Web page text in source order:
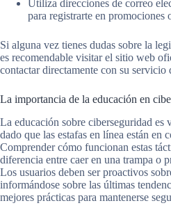
Utiliza direcciones de correo
para registrarte en promociones
Si alguna vez tienes dudas sobre la
es recomendable visitar el sitio web
contactar directamente con su servicio
La importancia de la educación en
La educación sobre ciberseguridad es
dado que las estafas en línea están en
Comprender cómo funcionan estas
diferencia entre caer en una trampa o
Los usuarios deben ser proactivos
informándose sobre las últimas
mejores prácticas para mantenerse